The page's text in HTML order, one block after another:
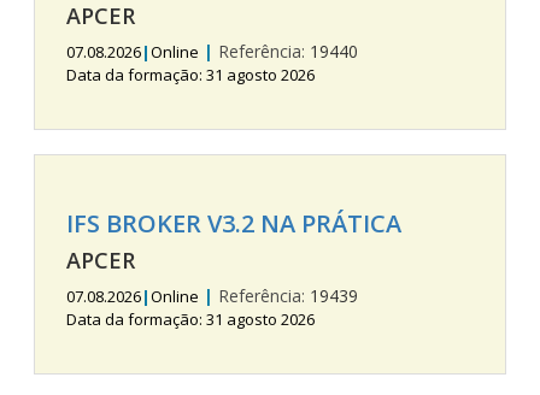
APCER
07.08.2026|Online | Referência: 19440
Data da formação: 31 agosto 2026
IFS BROKER V3.2 NA PRÁTICA
APCER
07.08.2026|Online | Referência: 19439
Data da formação: 31 agosto 2026